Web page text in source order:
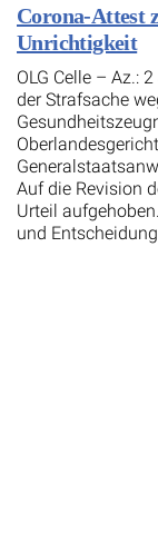
Corona-Attest
Unrichtigkeit
OLG Celle – Az.:
der Strafsache
Auf die Revision
Urteil
und